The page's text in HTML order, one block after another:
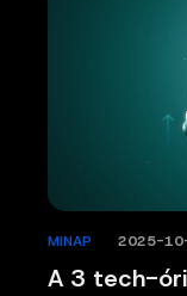
A 3 tech-
MINAP 2025-